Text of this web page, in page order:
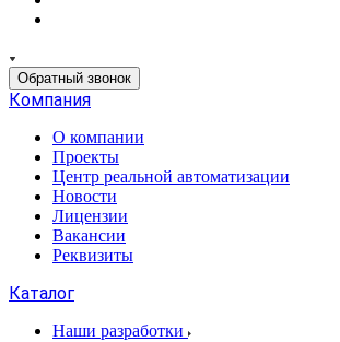
Обратный звонок
Компания
О компании
Проекты
Центр реальной автоматизации
Новости
Лицензии
Вакансии
Реквизиты
Каталог
Наши разработки